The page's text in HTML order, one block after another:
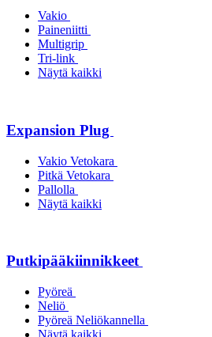
Vakio
Paineniitti
Multigrip
Tri-link
Näytä kaikki
Expansion Plug
Vakio Vetokara
Pitkä Vetokara
Pallolla
Näytä kaikki
Putkipääkiinnikkeet
Pyöreä
Neliö
Pyöreä Neliökannella
Näytä kaikki